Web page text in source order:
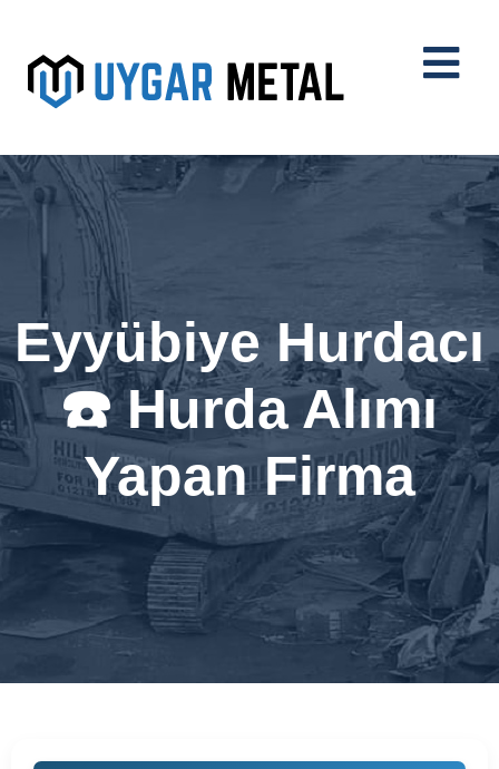
Eyyübiye Hurdacı
☎️ Hurda Alımı
Yapan Firma